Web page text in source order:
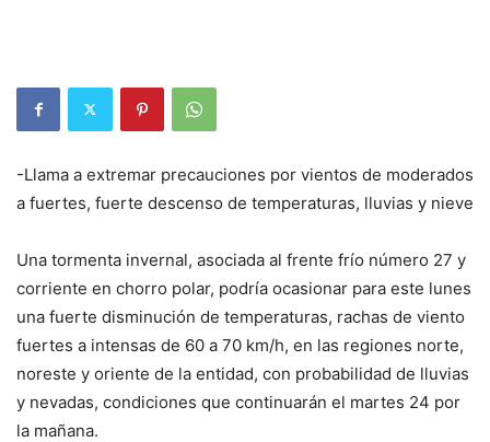
-Llama a extremar precauciones por vientos de moderados
a fuertes, fuerte descenso de temperaturas, lluvias y nieve
Una tormenta invernal, asociada al frente frío número 27 y
corriente en chorro polar, podría ocasionar para este lunes
una fuerte disminución de temperaturas, rachas de viento
fuertes a intensas de 60 a 70 km/h, en las regiones norte,
noreste y oriente de la entidad, con probabilidad de lluvias
y nevadas, condiciones que continuarán el martes 24 por
la mañana.